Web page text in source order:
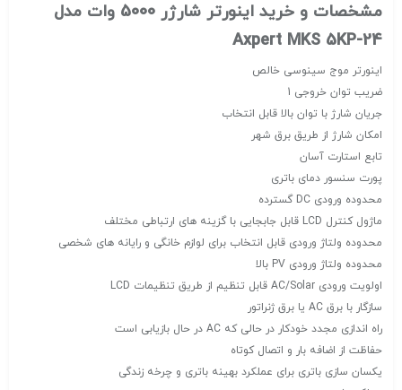
مشخصات و خرید اینورتر شارژر 5000 وات مدل
Axpert MKS 5KP-24
اینورتر موج سینوسی خالص
ضریب توان خروجی 1
جریان شارژ با توان بالا قابل انتخاب
امکان شارژ از طریق برق شهر
تابع استارت آسان
پورت سنسور دمای باتری
محدوده ورودی DC گسترده
ماژول کنترل LCD قابل جابجایی با گزینه های ارتباطی مختلف
محدوده ولتاژ ورودی قابل انتخاب برای لوازم خانگی و رایانه های شخصی
محدوده ولتاژ ورودی PV بالا
اولویت ورودی AC/Solar قابل تنظیم از طریق تنظیمات LCD
سازگار با برق AC یا برق ژنراتور
راه اندازی مجدد خودکار در حالی که AC در حال بازیابی است
حفاظت از اضافه بار و اتصال کوتاه
یکسان سازی باتری برای عملکرد بهینه باتری و چرخه زندگی